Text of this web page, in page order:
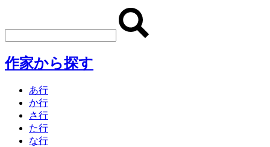
作家から探す
あ行
か行
さ行
た行
な行